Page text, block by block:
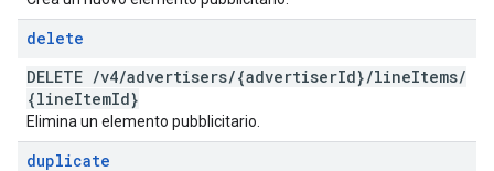
delete
DELETE /v4/advertisers/{advertiserId}/lineItems/
{lineItemId}
Elimina un elemento pubblicitario.
duplicate